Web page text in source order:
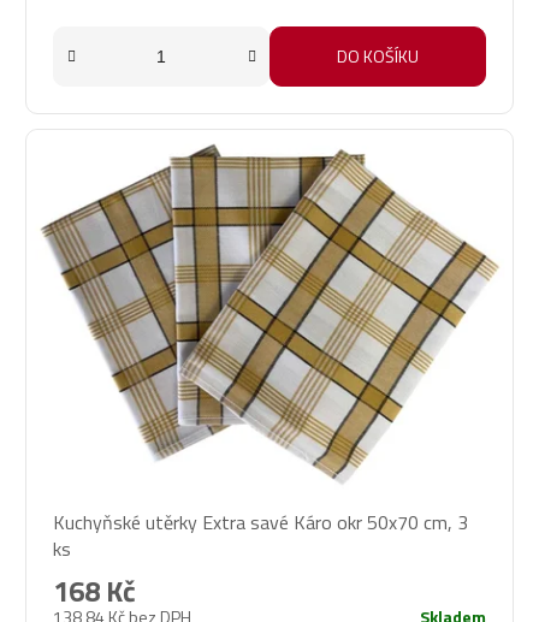
DO KOŠÍKU
Kuchyňské utěrky Extra savé Káro okr 50x70 cm, 3
ks
138,84 Kč bez DPH
168 Kč
Skladem